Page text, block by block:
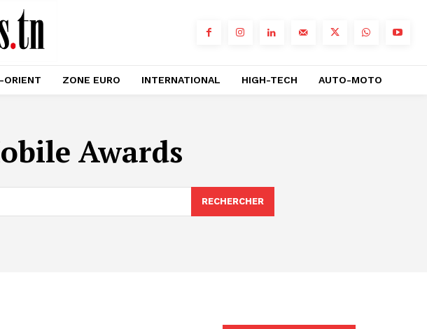
ORIENT ZONE EURO INTERNATIONAL HIGH-TECH AUTO-MOTO
Awards
RECHERCHER